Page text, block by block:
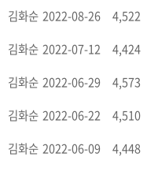
김화순 2022-08-26
4,522
김화순 2022-07-12
4,424
김화순 2022-06-29
4,573
김화순 2022-06-22
4,510
김화순 2022-06-09
4,448